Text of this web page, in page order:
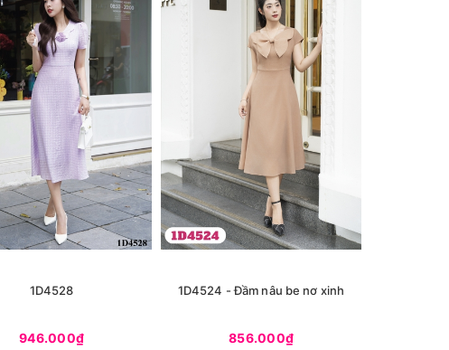
1D4528
946.000₫
1D4524 - Đầm nâu be nơ xinh
856.000₫